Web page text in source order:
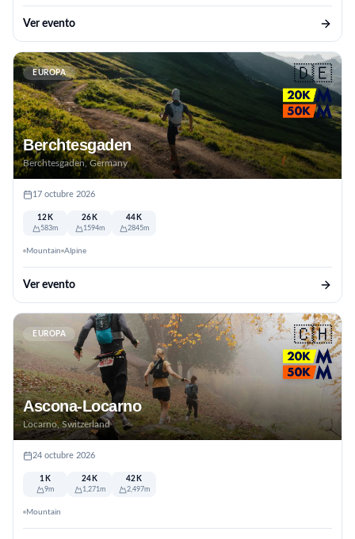
Ver evento
EUROPA 🇩🇪
Berchtesgaden
Berchtesgaden, Germany
17 octubre 2026
12K
583m
26K
1594m
44K
2845m
Mountain Alpine
Ver evento
EUROPA 🇨🇭
Ascona-Locarno
Locarno, Switzerland
24 octubre 2026
1K
9m
24K
1,271m
42K
2,497m
Mountain